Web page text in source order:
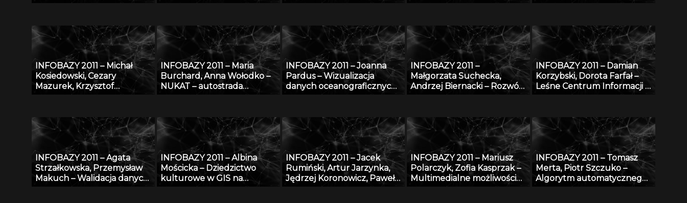
kontekście tworzenia baz
danych
Maciej Kossakowski, Cong Le
– Bazy danych z zakresu
genomiki, biotechnologii i
jakości produktów
pochodzenia zwierzęcego
zastosowaniem metod
konstruktywnej indukcji
oraz zbiorów przybliżonych
pozy na podstawie
obserwacji 2D
INFOBAZY 2011 – Michał
Kosiedowski, Cezary
Mazurek, Krzysztof
Węglarz, Kacper Zdanowicz
– Raportowanie do
regionalnego nadzoru
specjalistycznego w oparciu
o bazę anonimowych
przypadków medycznych
INFOBAZY 2011 – Maria
Burchard, Anna Wołodko –
NUKAT – autostrada
INFOBAZY 2011 – Joanna
Pardus – Wizualizacja
danych oceanograficznych
INFOBAZY 2011 –
Małgorzata Suchecka,
Andrzej Biernacki – Rozwój
ochrony człowieka w
środowisku pracy
INFOBAZY 2011 – Damian
Korzybski, Dorota Farfał –
Leśne Centrum Informacji –
przyrodniczego w Polsce
INFOBAZY 2011 – Agata
Strzałkowska, Przemysław
Makuch – Walidacja danych
INFOBAZY 2011 – Albina
Mościcka – Dziedzictwo
kulturowe w GIS na
INFOBAZY 2011 – Jacek
Rumiński, Artur Jarzynka,
Jędrzej Koronowicz, Paweł
INFOBAZY 2011 – Mariusz
Polarczyk, Zofia Kasprzak –
Multimedialne możliwości
INFOBAZY 2011 – Tomasz
Merta, Piotr Szczuko –
Algorytm automatycznego